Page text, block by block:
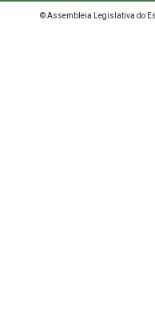
© Assembleia Legislativa do